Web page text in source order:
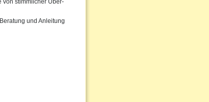
von stimmlicher Über-
und Anleitung